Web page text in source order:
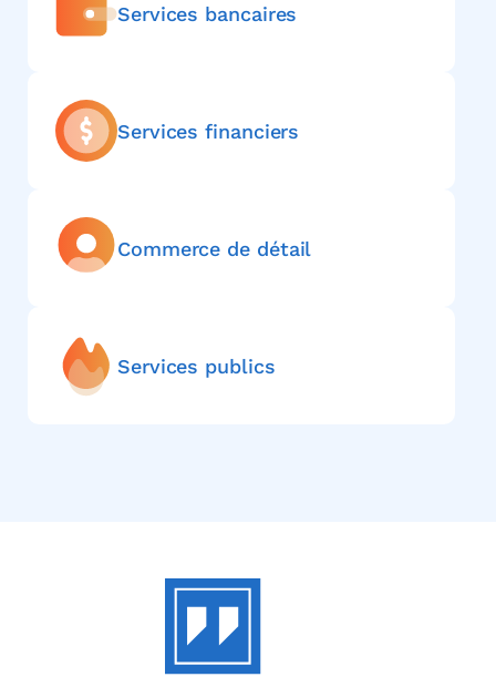
Services bancaires
Services financiers
Commerce de détail
Services publics